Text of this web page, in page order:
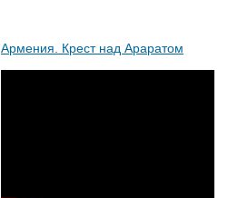
Армения. Крест над Араратом